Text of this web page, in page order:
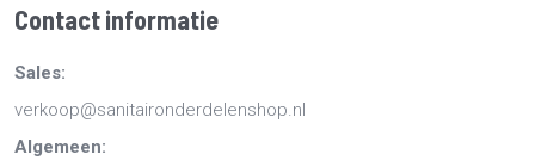
Contact informatie
Sales:
verkoop@sanitaironderdelenshop.nl
Algemeen: